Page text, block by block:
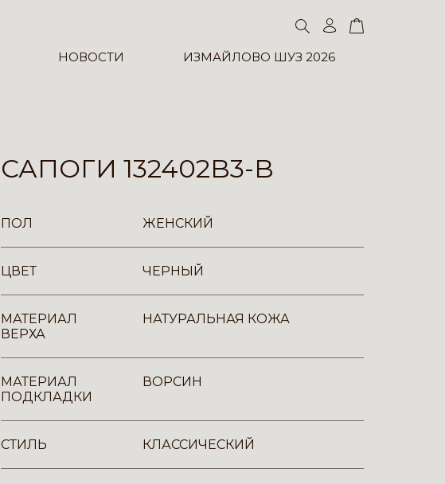
НОВОСТИ ИЗМАЙЛОВО ШУЗ 2026
САПОГИ 132402B3-B
ПОЛ ЖЕНСКИЙ
ЦВЕТ ЧЕРНЫЙ
МАТЕРИАЛ
ВЕРХА
НАТУРАЛЬНАЯ КОЖА
МАТЕРИАЛ
ПОДКЛАДКИ
ВОРСИН
СТИЛЬ КЛАССИЧЕСКИЙ